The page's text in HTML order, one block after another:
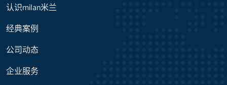
认识milan米兰
经典案例
公司动态
企业服务